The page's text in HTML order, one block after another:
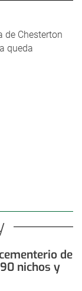
de Chesterton
queda
de
nichos y